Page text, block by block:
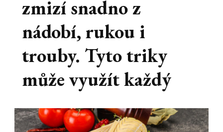
zmizí snadno z
nádobí, rukou i
trouby. Tyto triky
může využít každý